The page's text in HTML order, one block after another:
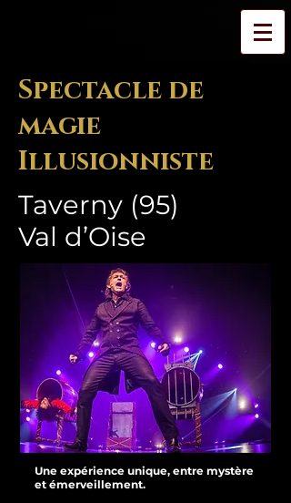
Spectacle de
magie
Illusionniste
Taverny (95)
Val d’Oise
Une expérience unique, entre mystère
et émerveillement.